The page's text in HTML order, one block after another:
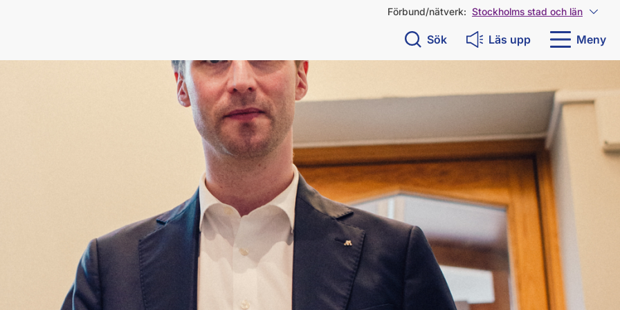
Förbund/nätverk: Stockholms stad och län Visa
Sök Läs upp Meny